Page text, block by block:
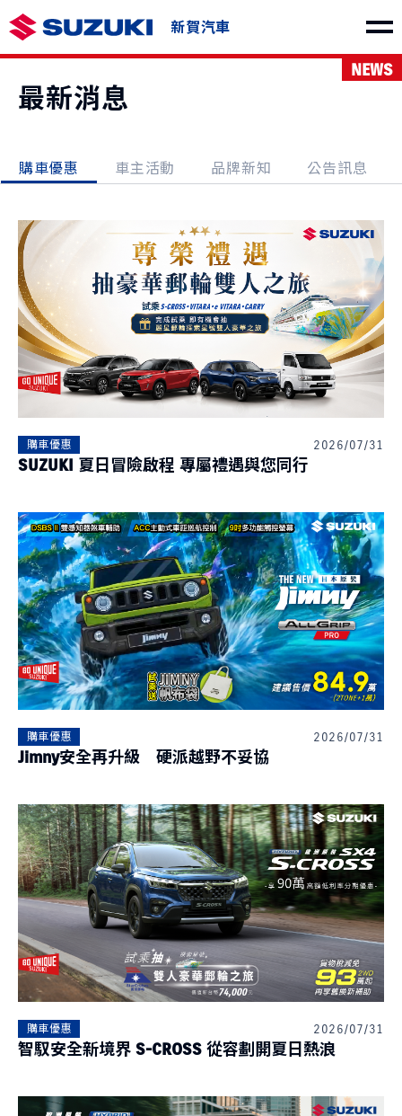
新賀汽車
車款介紹
SWIFT
NT$730,000起 NT$1,150,000起
THE NEW Jimny
NT$849,000起
VITARA
NT$1,040,000起
S-CROSS
NT$980,000起
CARRY
NT$499,000起
購車幫手
預約試乘 線上賞車
據點資訊
購車試算
車款比較
最新消息
品牌新知
公告訊息 召回公告
探索SUZUKI
車款特輯 研究開發 動力科技與安全配備
車主專區
車主APP 新車車主調查
原廠精品
預約保修
最新消息
NEWS
購車優惠 車主活動 品牌新知 公告訊息
購車優惠 2026/07/31
SUZUKI 夏日冒險啟程 專屬禮遇與您同行
購車優惠 2026/07/31
Jimny安全再升級 硬派越野不妥協
購車優惠 2026/07/31
智馭安全新境界 S-CROSS 從容劃開夏日熱浪